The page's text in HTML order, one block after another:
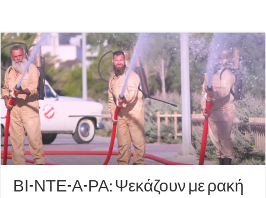
ΒΙ-ΝΤΕ-Α-ΡΑ: Ψεκάζουν με ρακή